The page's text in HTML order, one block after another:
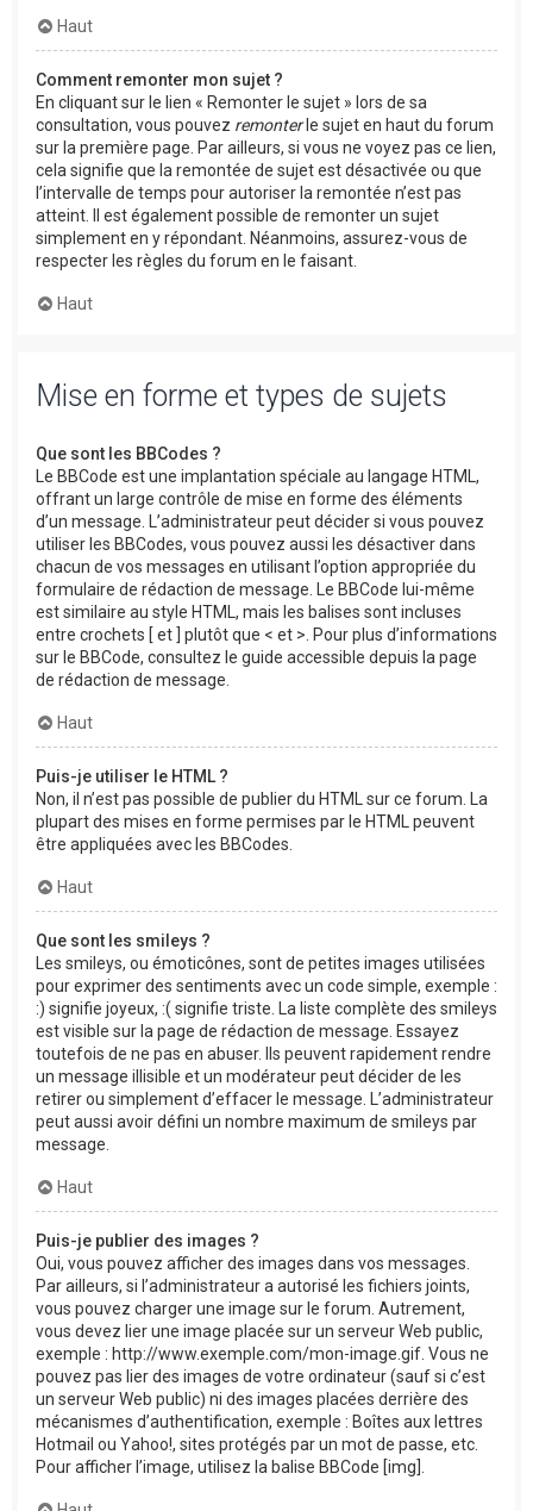
Haut
Comment remonter mon sujet ?
En cliquant sur le lien « Remonter le sujet » lors de sa
consultation, vous pouvez remonterle sujet en haut du forum
sur la première page. Par ailleurs, si vous ne voyez pas ce lien,
cela signifie que la remontée de sujet est désactivée ou que
l’intervalle de temps pour autoriser la remontée n’est pas
atteint. Il est également possible de remonter un sujet
simplement en y répondant. Néanmoins, assurez-vous de
respecter les règles du forum en le faisant.
Haut
Mise en forme et types de sujets
Que sont les BBCodes ?
Le BBCode est une implantation spéciale au langage HTML,
offrant un large contrôle de mise en forme des éléments
d’un message. L’administrateur peut décider si vous pouvez
utiliser les BBCodes, vous pouvez aussi les désactiver dans
chacun de vos messages en utilisant l’option appropriée du
formulaire de rédaction de message. Le BBCode lui-même
est similaire au style HTML, mais les balises sont incluses
entre crochets [ et ] plutôt que < et >. Pour plus d’informations
sur le BBCode, consultez le guide accessible depuis la page
de rédaction de message.
Haut
Puis-je utiliser le HTML ?
Non, il n’est pas possible de publier du HTML sur ce forum. La
plupart des mises en forme permises par le HTML peuvent
être appliquées avec les BBCodes.
Haut
Que sont les smileys ?
Les smileys, ou émoticônes, sont de petites images utilisées
pour exprimer des sentiments avec un code simple, exemple :
:) signifie joyeux, :( signifie triste. La liste complète des smileys
est visible sur la page de rédaction de message. Essayez
toutefois de ne pas en abuser. Ils peuvent rapidement rendre
un message illisible et un modérateur peut décider de les
retirer ou simplement d’effacer le message. L’administrateur
peut aussi avoir défini un nombre maximum de smileys par
message.
Haut
Puis-je publier des images ?
Oui, vous pouvez afficher des images dans vos messages.
Par ailleurs, si l’administrateur a autorisé les fichiers joints,
vous pouvez charger une image sur le forum. Autrement,
vous devez lier une image placée sur un serveur Web public,
exemple : http://www.exemple.com/mon-image.gif. Vous ne
pouvez pas lier des images de votre ordinateur (sauf si c’est
un serveur Web public) ni des images placées derrière des
mécanismes d’authentification, exemple : Boîtes aux lettres
Hotmail ou Yahoo!, sites protégés par un mot de passe, etc.
Pour afficher l’image, utilisez la balise BBCode [img].